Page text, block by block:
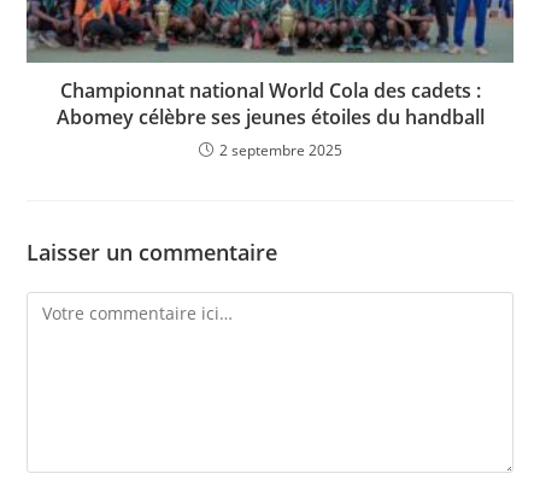
Championnat national World Cola des cadets :
Abomey célèbre ses jeunes étoiles du handball
2 septembre 2025
Laisser un commentaire